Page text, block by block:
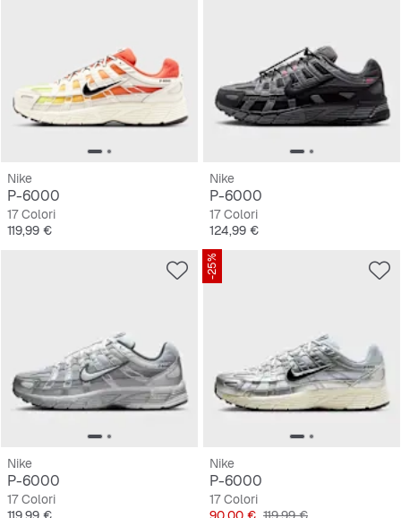
Nike
P-6000
17 Colori
Prezzo
119,99 €
Nike
P-6000
17 Colori
Prezzo
124,99 €
Nike
P-6000
17 Colori
Prezzo
-25%
Nike
P-6000
17 Colori
Prezzo
Prezzo originale